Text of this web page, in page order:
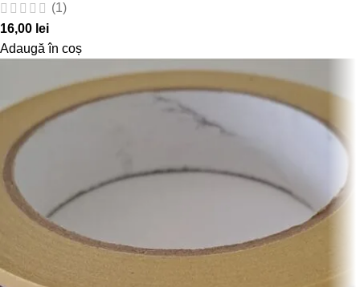
(1)
16,00 lei
Adaugă în coș